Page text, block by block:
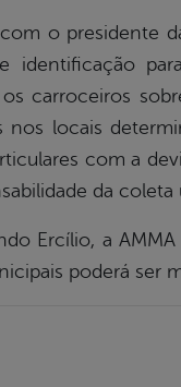
o presidente
identificação
carroceiros
nos locais
com a
da coleta
Ercílio, a
poderá ser